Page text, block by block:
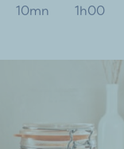
10mn 1h00